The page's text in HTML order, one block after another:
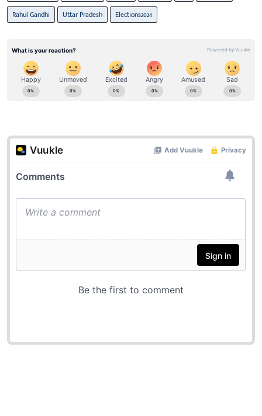
Rahul Gandhi
Uttar Pradesh Elections2024